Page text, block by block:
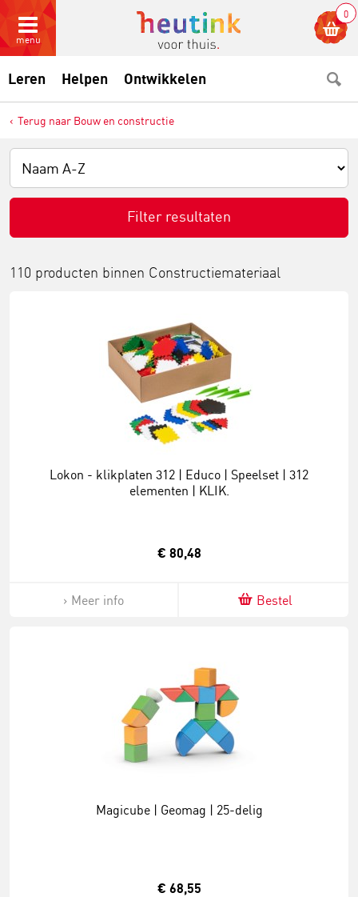
menu
0
Leren Helpen Ontwikkelen
Terug naar Bouw en constructie
Filter resultaten
110 producten binnen Constructiemateriaal
Lokon - klikplaten 312 | Educo | Speelset | 312
elementen | KLIK.
€ 80,48
Meer info Bestel
Magicube | Geomag | 25-delig
€ 68,55